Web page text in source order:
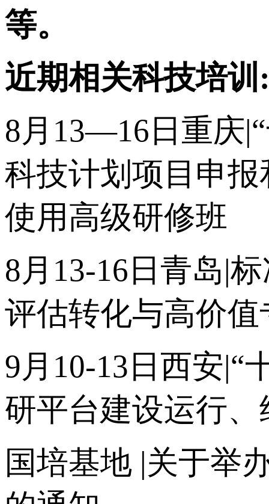
等。
近期相关科技培训
8月13—16日重庆
科技计划项目申
使用高级研修班
8月13-16日青岛|
评估转化与高价
9月10-13日西安|“
研平台建设运行
国培基地 |关于举